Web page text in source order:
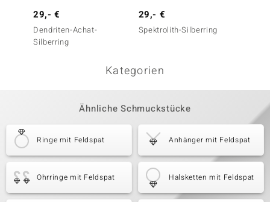
29,- €
Dendriten-Achat-
Silberring
29,- €
Spektrolith-Silberring
Kategorien
Ähnliche Schmuckstücke
Ringe mit Feldspat Anhänger mit Feldspat
Ohrringe mit Feldspat Halsketten mit Feldspat